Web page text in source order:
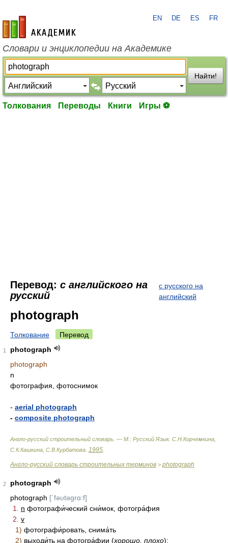
academic.ru
EN DE ES FR
Словари и энциклопедии на Академике
Найти!
Толкования Переводы Книги Игры ⚽
Перевод: с английского на
русский
с русского на
английский
photograph
Толкование Перевод
1
photograph
photograph
n
фотография, фотоснимок
- aerial photograph
- composite photograph
Англо-русский строительный словарь. — М.: Русский Язык. С.Н.Корчемкина,
С.К.Кашкина, С.В.Курбатова 1995
Англо-русский словарь строительных терминов > photograph
2
photograph
photograph [ˊfəυtəgrɑ:f]
1.
n фотографи́ческий сни́мок, фотогра́фия
2. v
1) фотографи́ровать, снима́ть
2) выходи́ть на фотогра́фии (хорошо, плохо);